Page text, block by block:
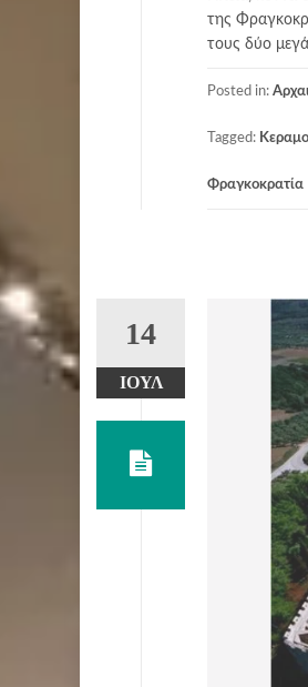
της
τους δύο
Posted in:
Tagged:
Φραγκοκρατία
14
ΙΟΎΛ